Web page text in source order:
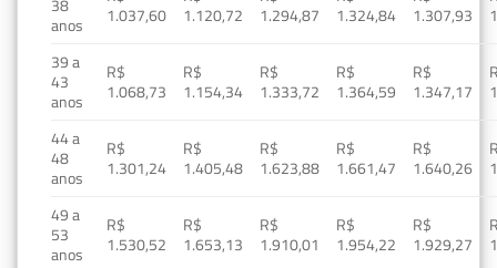
38
anos
1.037,60
1.120,72
1.294,87
1.324,84
1.307,93
39 a
43
anos
R$
1.068,73
R$
1.154,34
R$
1.333,72
R$
1.364,59
R$
1.347,17
44 a
48
anos
R$
1.301,24
R$
1.405,48
R$
1.623,88
R$
1.661,47
R$
1.640,26
49 a
53
anos
R$
1.530,52
R$
1.653,13
R$
1.910,01
R$
1.954,22
R$
1.929,27